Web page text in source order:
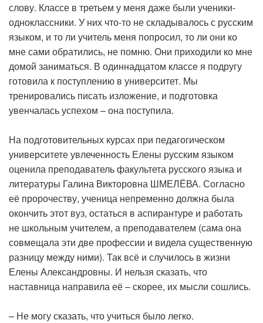
слову. Классе в третьем у меня даже были ученики-
одноклассники. У них что-то не складывалось с русским
языком, и то ли учитель меня попросил, то ли они ко
мне сами обратились, не помню. Они приходили ко мне
домой заниматься. В одиннадцатом классе я подругу
готовила к поступлению в университет. Мы
тренировались писать изложение, и подготовка
увенчалась успехом – она поступила.
На подготовительных курсах при педагогическом
университете увлеченность Елены русским языком
оценила преподаватель факультета русского языка и
литературы Галина Викторовна ШМЕЛЁВА. Согласно
её пророчеству, ученица непременно должна была
окончить этот вуз, остаться в аспирантуре и работать
не школьным учителем, а преподавателем (сама она
совмещала эти две профессии и видела существенную
разницу между ними). Так всё и случилось в жизни
Елены Александровны. И нельзя сказать, что
наставница направила её – скорее, их мысли сошлись.
– Не могу сказать, что учиться было легко.